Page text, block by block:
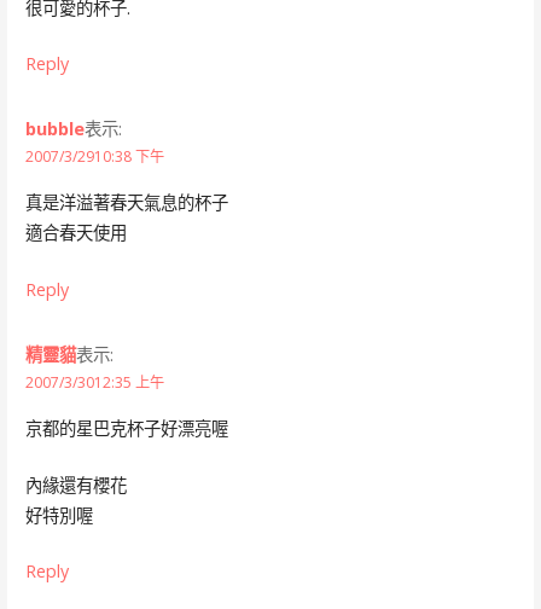
很可愛的杯子.
Reply
bubble表示:
2007/3/2910:38 下午
真是洋溢著春天氣息的杯子
適合春天使用
Reply
精靈貓表示:
2007/3/3012:35 上午
京都的星巴克杯子好漂亮喔
內緣還有櫻花
好特別喔
Reply